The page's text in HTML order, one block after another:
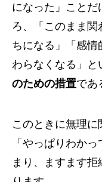
になった」ことだ
ろ、「このまま
ちになる」「感情
わらなくなる」と
のための措置であ
このときに無理
「やっぱりわか
まり、ますます